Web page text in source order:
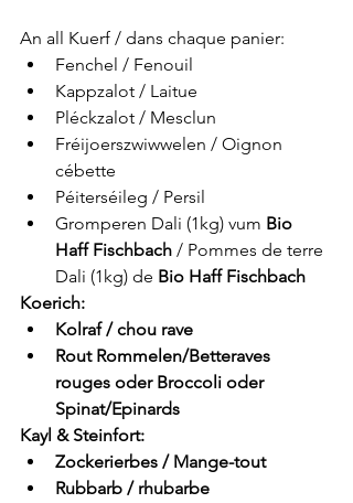
An all Kuerf / dans chaque panier:
Fenchel / Fenouil
Kappzalot / Laitue
Pléckzalot / Mesclun
Fréijoerszwiwwelen / Oignon
cébette
Péiterséileg / Persil
Gromperen Dali (1kg) vum Bio
Haff Fischbach / Pommes de terre
Dali (1kg) de Bio Haff Fischbach
Koerich:
Kolraf / chou rave
Rout Rommelen/Betteraves
rouges oder Broccoli oder
Spinat/Epinards
Kayl & Steinfort:
Zockerierbes / Mange-tout
Rubbarb / rhubarbe